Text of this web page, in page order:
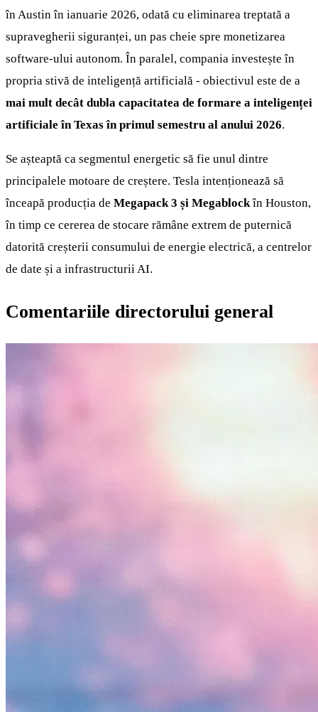
în Austin în ianuarie 2026, odată cu eliminarea treptată a
supravegherii siguranței, un pas cheie spre monetizarea
software-ului autonom. În paralel, compania investește în
propria stivă de inteligență artificială - obiectivul este de a
mai mult decât dubla capacitatea de formare a inteligenței
artificiale în Texas în primul semestru al anului 2026.
Se așteaptă ca segmentul energetic să fie unul dintre
principalele motoare de creștere. Tesla intenționează să
înceapă producția de Megapack 3 și Megablockîn Houston,
în timp ce cererea de stocare rămâne extrem de puternică
datorită creșterii consumului de energie electrică, a centrelor
de date și a infrastructurii AI.
Comentariile directorului general